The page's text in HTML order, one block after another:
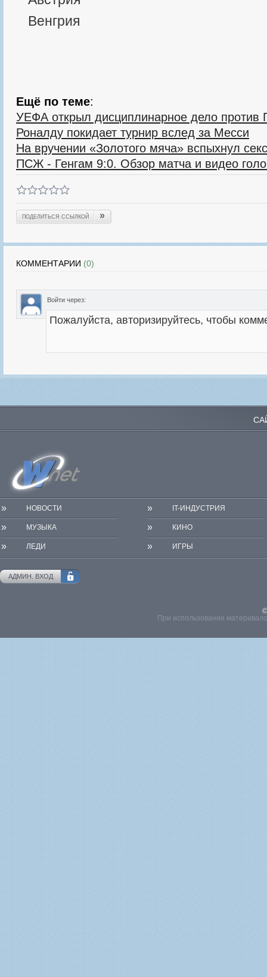
Венгрия
Ещё по теме:
УЕФА открыл дисциплинарное дело
Роналду покидает турнир вслед за Месси
На вручении «Золотого мяча» вспыхнул
ПСЖ - Генгам 9:0. Обзор матча и видео
ПОДЕЛИТЬСЯ ССЫЛКОЙ »
КОММЕНТАРИИ (0)
Войти через:
» НОВОСТИ » IT-ИНДУСТРИЯ
» МУЗЫКА » КИНО
» ЛЕДИ » ИГРЫ
АДМИН. ВХОД
При использовании